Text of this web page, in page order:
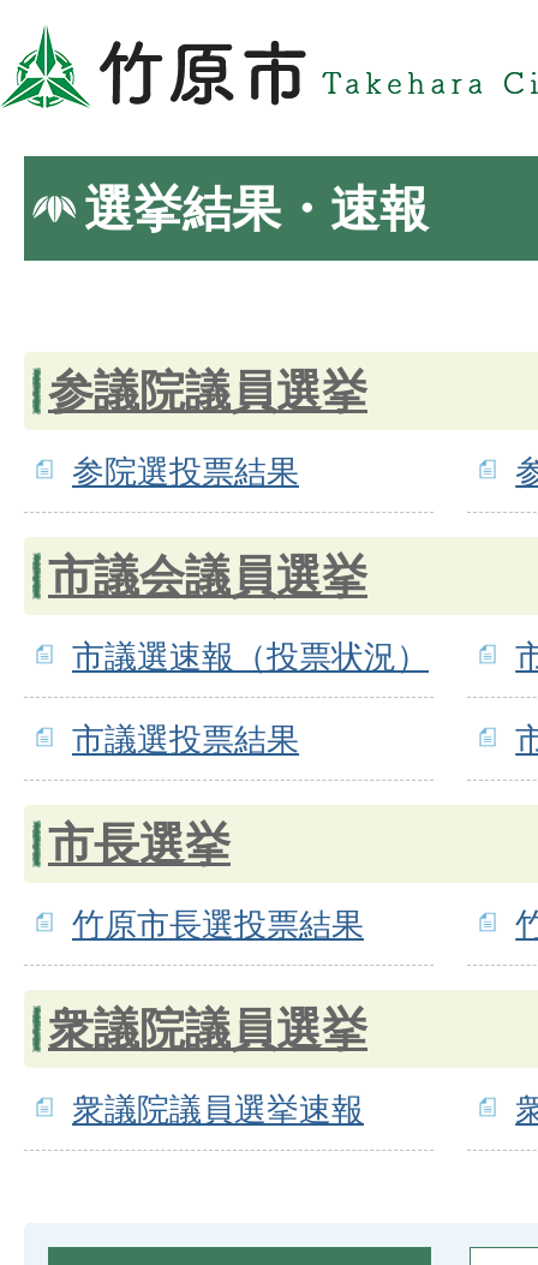
選挙結果・速報
参議院議員選挙
参院選投票結果
市議会議員選挙
市議選速報（投票状況）
市議選投票結果
市長選挙
竹原市長選投票結果
衆議院議員選挙
衆議院議員選挙速報